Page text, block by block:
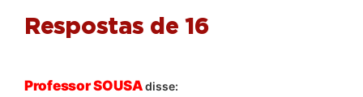
Respostas de 16
Professor SOUSA disse: